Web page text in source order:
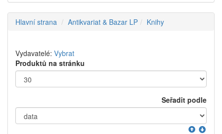
Hlavní strana Antikvariat & Bazar LP Knihy
Vydavatelé: Vybrat
Produktů na stránku
Seřadit podle